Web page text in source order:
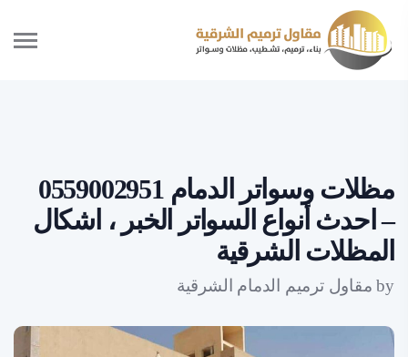
مظلات وسواتر الدمام 0559002951
– احدث أنواع السواتر الخبر ، اشكال
المظلات الشرقية
by مقاول ترميم الدمام الشرقية